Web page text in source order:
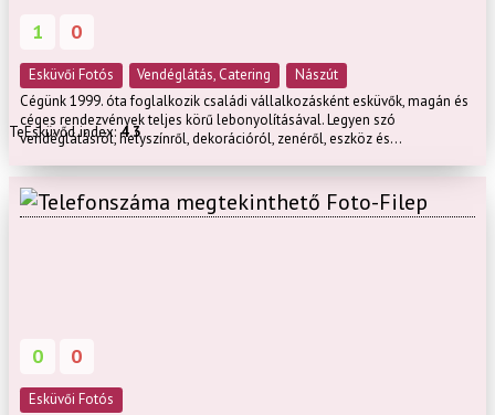
1 0
Esküvői Fotós Vendéglátás, Catering
Nászút
Cégünk 1999. óta foglalkozik családi vállalkozásként esküvők, magán és
céges rendezvények teljes körű lebonyolításával. Legyen szó
vendéglátásról, helyszínről, dekorációról, zenéről, eszköz és...
TeEsküvőd index:4.3
Foto-Filep
0 0
Esküvői Fotós